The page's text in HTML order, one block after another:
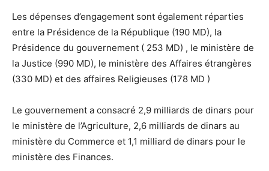
Les dépenses d’engagement sont également réparties
entre la Présidence de la République (190 MD), la
Présidence du gouvernement ( 253 MD) , le ministère de
la Justice (990 MD), le ministère des Affaires étrangères
(330 MD) et des affaires Religieuses (178 MD )
Le gouvernement a consacré 2,9 milliards de dinars pour
le ministère de l’Agriculture, 2,6 milliards de dinars au
ministère du Commerce et 1,1 milliard de dinars pour le
ministère des Finances.